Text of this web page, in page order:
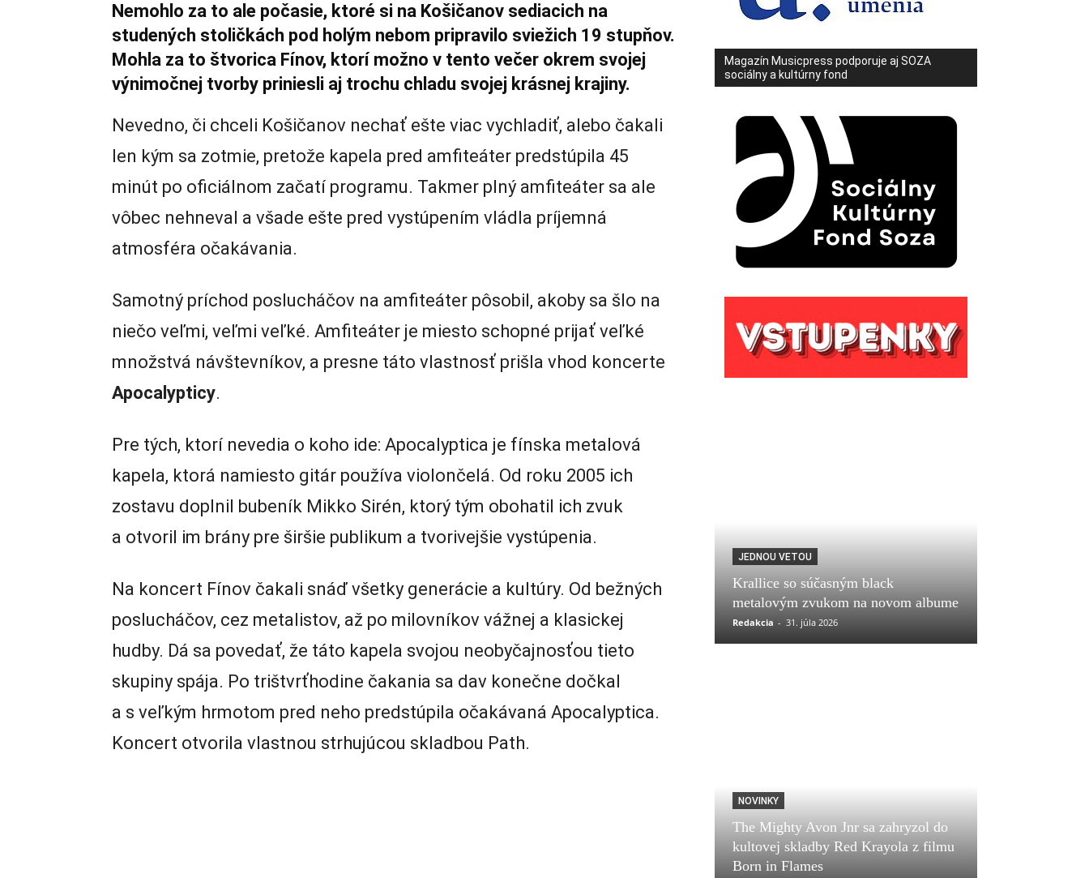
Nemohlo za to ale počasie, ktoré si na Košičanov sediacich na
studených stoličkách pod holým nebom pripravilo sviežich 19 stupňov.
Mohla za to štvorica Fínov, ktorí možno v tento večer okrem svojej
výnimočnej tvorby priniesli aj trochu chladu svojej krásnej krajiny.
Nevedno, či chceli Košičanov nechať ešte viac vychladiť, alebo čakali
len kým sa zotmie, pretože kapela pred amfiteáter predstúpila 45
minút po oficiálnom začatí programu. Takmer plný amfiteáter sa ale
vôbec nehneval a všade ešte pred vystúpením vládla príjemná
atmosféra očakávania.
Samotný príchod poslucháčov na amfiteáter pôsobil, akoby sa šlo na
niečo veľmi, veľmi veľké. Amfiteáter je miesto schopné prijať veľké
množstvá návštevníkov, a presne táto vlastnosť prišla vhod koncerte
Apocalypticy.
Pre tých, ktorí nevedia o koho ide: Apocalyptica je fínska metalová
kapela, ktorá namiesto gitár používa violončelá. Od roku 2005 ich
zostavu doplnil bubeník Mikko Sirén, ktorý tým obohatil ich zvuk
a otvoril im brány pre širšie publikum a tvorivejšie vystúpenia.
Na koncert Fínov čakali snáď všetky generácie a kultúry. Od bežných
poslucháčov, cez metalistov, až po milovníkov vážnej a klasickej
hudby. Dá sa povedať, že táto kapela svojou neobyčajnosťou tieto
skupiny spája. Po trištvrťhodine čakania sa dav konečne dočkal
a s veľkým hrmotom pred neho predstúpila očakávaná Apocalyptica.
Koncert otvorila vlastnou strhujúcou skladbou Path.
Magazín Musicpress podporuje aj SOZA
sociálny a kultúrny fond
JEDNOU VETOU
Krallice so súčasným black
metalovým zvukom na novom albume
Redakcia - 31. júla 2026
NOVINKY
The Mighty Avon Jnr sa zahryzol do
kultovej skladby Red Krayola z filmu
Born in Flames